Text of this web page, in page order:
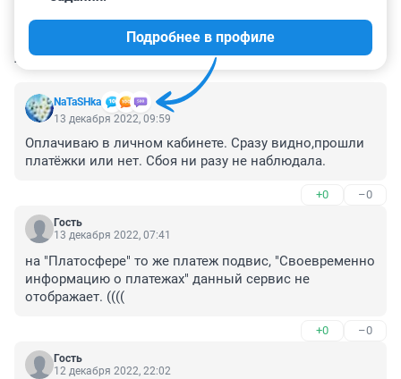
КОММЕНТАРИИ 69
NaTaSHka
Подробнее в профиле
13 декабря 2022, 09:59
Оплачиваю в личном кабинете. Сразу видно,прошли
платёжки или нет. Сбоя ни разу не наблюдала.
+0 –0
Гость
13 декабря 2022, 07:41
на "Платосфере" то же платеж подвис, "Своевременно
информацию о платежах" данный сервис не
отображает. ((((
+0 –0
Гость
12 декабря 2022, 22:02